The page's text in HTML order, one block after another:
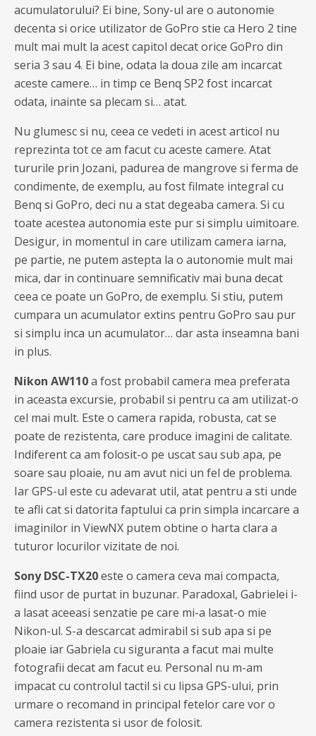
acumulatorului? Ei bine, Sony-ul are o autonomie
decenta si orice utilizator de GoPro stie ca Hero 2 tine
mult mai mult la acest capitol decat orice GoPro din
seria 3 sau 4. Ei bine, odata la doua zile am incarcat
aceste camere… in timp ce Benq SP2 fost incarcat
odata, inainte sa plecam si… atat.
Nu glumesc si nu, ceea ce vedeti in acest articol nu
reprezinta tot ce am facut cu aceste camere. Atat
tururile prin Jozani, padurea de mangrove si ferma de
condimente, de exemplu, au fost filmate integral cu
Benq si GoPro, deci nu a stat degeaba camera. Si cu
toate acestea autonomia este pur si simplu uimitoare.
Desigur, in momentul in care utilizam camera iarna,
pe partie, ne putem astepta la o autonomie mult mai
mica, dar in continuare semnificativ mai buna decat
ceea ce poate un GoPro, de exemplu. Si stiu, putem
cumpara un acumulator extins pentru GoPro sau pur
si simplu inca un acumulator… dar asta inseamna bani
in plus.
Nikon AW110a fost probabil camera mea preferata
in aceasta excursie, probabil si pentru ca am utilizat-o
cel mai mult. Este o camera rapida, robusta, cat se
poate de rezistenta, care produce imagini de calitate.
Indiferent ca am folosit-o pe uscat sau sub apa, pe
soare sau ploaie, nu am avut nici un fel de problema.
Iar GPS-ul este cu adevarat util, atat pentru a sti unde
te afli cat si datorita faptului ca prin simpla incarcare a
imaginilor in ViewNX putem obtine o harta clara a
tuturor locurilor vizitate de noi.
Sony DSC-TX20este o camera ceva mai compacta,
fiind usor de purtat in buzunar. Paradoxal, Gabrielei i-
a lasat aceeasi senzatie pe care mi-a lasat-o mie
Nikon-ul. S-a descarcat admirabil si sub apa si pe
ploaie iar Gabriela cu siguranta a facut mai multe
fotografii decat am facut eu. Personal nu m-am
impacat cu controlul tactil si cu lipsa GPS-ului, prin
urmare o recomand in principal fetelor care vor o
camera rezistenta si usor de folosit.